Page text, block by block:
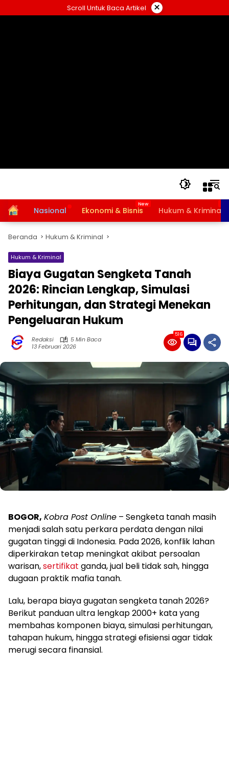
ke
Scroll Untuk Baca Artikel ×
HomeNasional Ekonomi & Bisnis Hukum & Kriminal
Beranda Hukum & Kriminal
Hukum & Kriminal
Biaya Gugatan Sengketa Tanah
2026: Rincian Lengkap, Simulasi
Perhitungan, dan Strategi Menekan
Pengeluaran Hukum
Redaksi
5 Min Baca
13 Februari 2026
516
BOGOR, Kobra Post Online – Sengketa tanah masih
menjadi salah satu perkara perdata dengan nilai
gugatan tinggi di Indonesia. Pada 2026, konflik lahan
diperkirakan tetap meningkat akibat persoalan
warisan,sertifikat ganda, jual beli tidak sah, hingga
dugaan praktik mafia tanah.
Lalu, berapa biaya gugatan sengketa tanah 2026?
Berikut panduan ultra lengkap 2000+ kata yang
membahas komponen biaya, simulasi perhitungan,
tahapan hukum, hingga strategi efisiensi agar tidak
merugi secara finansial.